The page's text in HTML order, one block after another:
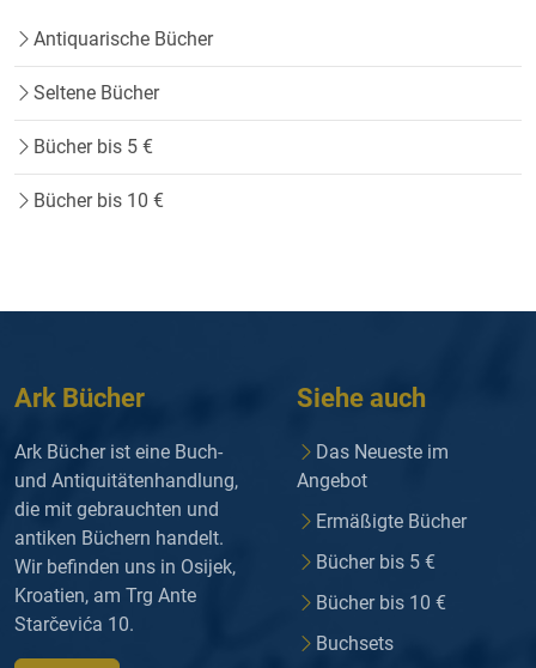
Antiquarische Bücher
Seltene Bücher
Bücher bis 5 €
Bücher bis 10 €
Ark Bücher
Ark Bücher ist eine Buch-
und Antiquitätenhandlung,
die mit gebrauchten und
antiken Büchern handelt.
Wir befinden uns in Osijek,
Kroatien, am Trg Ante
Starčevića 10.
Siehe auch
Das Neueste im
Angebot
Ermäßigte Bücher
Bücher bis 5 €
Bücher bis 10 €
Buchsets